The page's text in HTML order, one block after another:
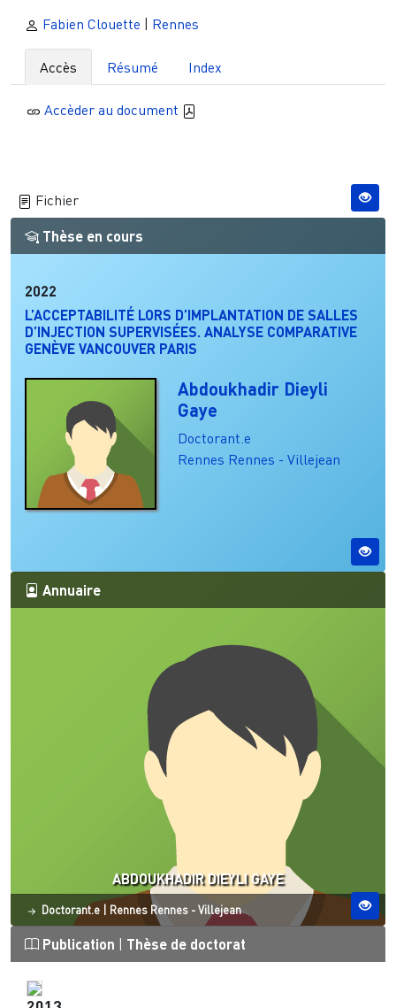
Fabien Clouette Rennes
Accès Résumé Index
Accèder au document
Fichier
Thèse en cours
2022
L’ACCEPTABILITÉ LORS D’IMPLANTATION DE SALLES
D’INJECTION SUPERVISÉES. ANALYSE COMPARATIVE
GENÈVE VANCOUVER PARIS
Abdoukhadir Dieyli
Gaye
Doctorant.e
Rennes Rennes - Villejean
Annuaire
ABDOUKHADIR DIEYLI GAYE
Statut
Doctorant.e Site ESO
Rennes Rennes - Villejean
Publication Thèse de doctorat